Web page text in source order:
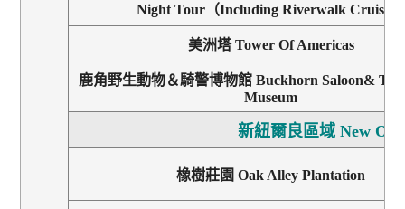
Night Tour （Including Riverwalk Cruise
美洲塔Tower Of Americas
鹿角野生動物＆騎警博物館Buckhorn Saloon&
Museum
新紐爾良區域 New
橡樹莊園 Oak Alley Plantation